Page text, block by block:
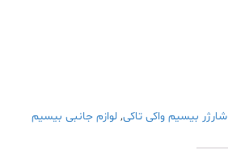
شارژر بیسیم واکی تاکی,لوازم جانبی بیسیم